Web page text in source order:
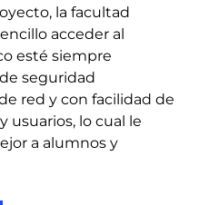
la facultad
acceder al
esté siempre
seguridad
red y con facilidad de
usuarios, lo cual le
a alumnos y